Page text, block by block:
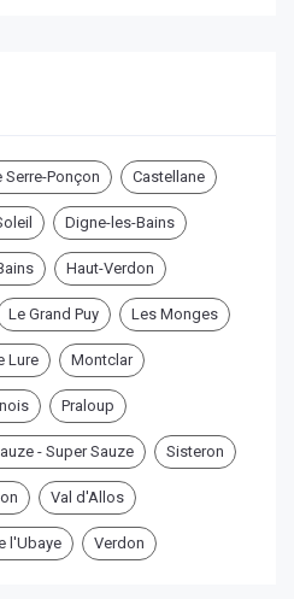
Serre-Ponçon Castellane
Digne-les-Bains
Haut-Verdon
Le Grand Puy Les Monges
Lure Montclar
Praloup
- Super Sauze Sisteron
Val d'Allos
l'Ubaye Verdon